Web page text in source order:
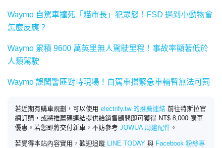
Waymo 自駕車撞死「貓市長」犯眾怒！FSD 遇到小動物會
怎麼反應？
Waymo 累積 9600 萬英里無人駕駛里程！事故率顯著低於
人類駕駛
Waymo 誤闖警匪對峙現場！自駕車擋緊急車輛暫無法可罰
若近期有購車規劃，可以使用 electrify.tw 的推薦連結 前往特斯拉官
網訂購，或將推薦碼連結提供給銷售顧問即可獲得 NT$ 8,000 購車
優惠。若您即將交付新車，不妨參考 JOWUA 周邊配件 。
若覺得本站內容實用，歡迎追蹤 LINE TODAY 與 Facebook 粉絲專